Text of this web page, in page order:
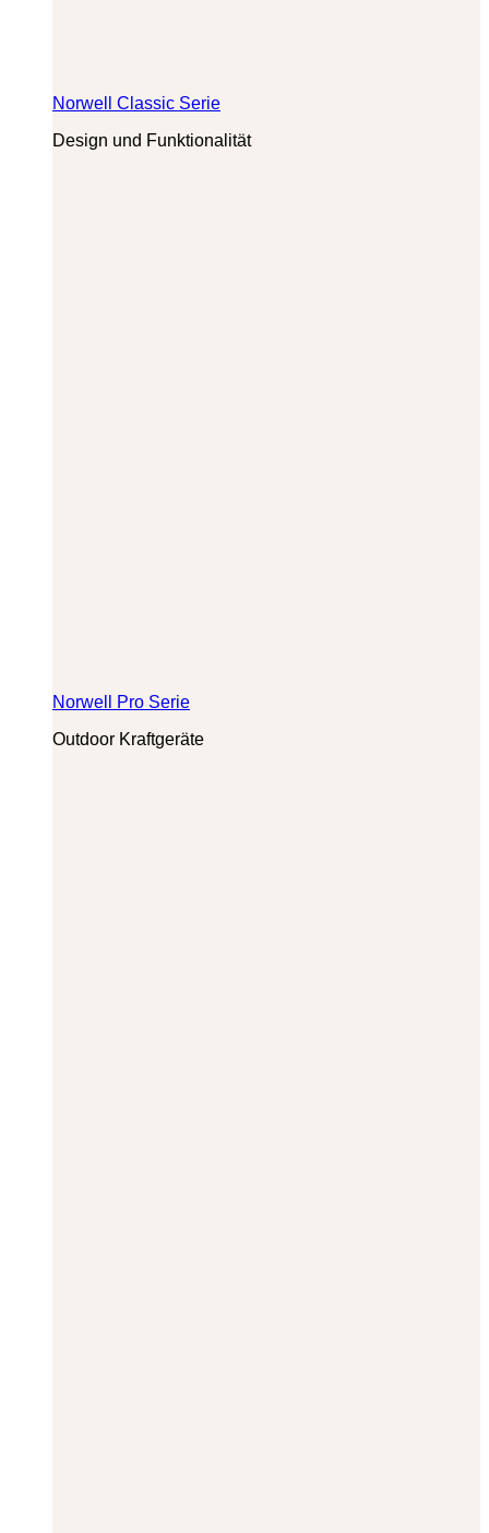
Norwell Classic Serie
Design und Funktionalität
Norwell Pro Serie
Outdoor Kraftgeräte